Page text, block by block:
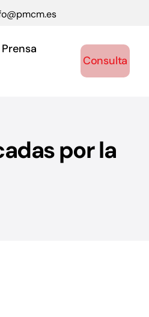
Prensa
Consulta
por la